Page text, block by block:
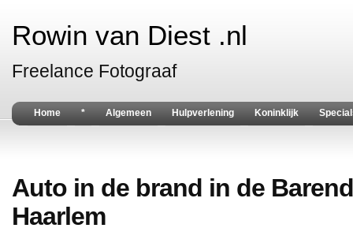
Rowin van Diest .nl
Freelance Fotograaf
Home * Algemeen Hulpverlening Koninklijk
Auto in de brand in de
Haarlem